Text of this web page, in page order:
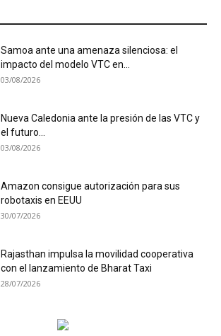
Samoa ante una amenaza silenciosa: el
impacto del modelo VTC en...
03/08/2026
Nueva Caledonia ante la presión de las VTC y
el futuro...
03/08/2026
Amazon consigue autorización para sus
robotaxis en EEUU
30/07/2026
Rajasthan impulsa la movilidad cooperativa
con el lanzamiento de Bharat Taxi
28/07/2026